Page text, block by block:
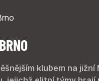
klubem na jižní